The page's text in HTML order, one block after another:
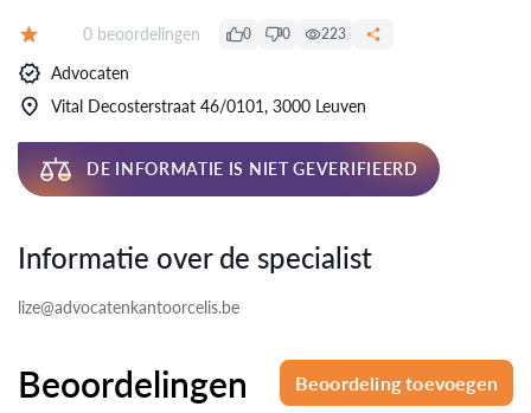
Beoordelingen:
0 beoordelingen 0 0 223
Advocaten
Vital Decosterstraat 46/0101, 3000 Leuven
DE INFORMATIE IS NIET GEVERIFIEERD
Informatie over de specialist
lize@advocatenkantoorcelis.be
Beoordelingen Beoordeling toevoegen